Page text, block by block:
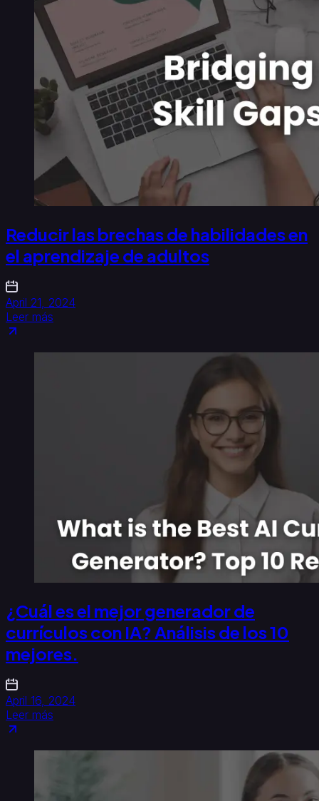
Reducir las brechas de habilidades en
el aprendizaje de adultos
April 21, 2024
Leer más
¿Cuál es el mejor generador de
currículos con IA? Análisis de los 10
mejores.
April 16, 2024
Leer más